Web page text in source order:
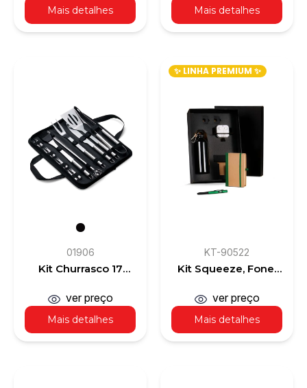
Mais detalhes Mais detalhes
01906
Kit Churrasco 17
Mais detalhes
ver preço
✨ LINHA PREMIUM ✨
KT-90522
Kit Squeeze, Fone,
Verde - 4 Pçs
Mais detalhes
ver preço